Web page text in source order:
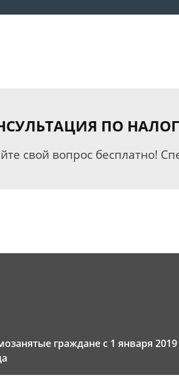
ПО
свой вопрос бесплатно!
граждане с 1 января 2019